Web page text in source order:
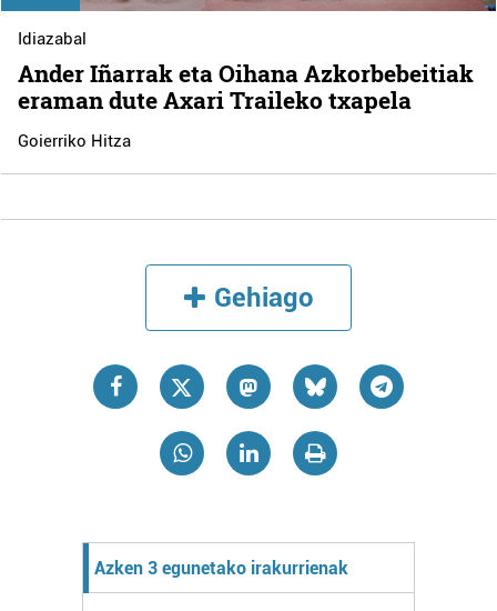
Idiazabal
Ander Iñarrak eta Oihana Azkorbebeitiak
eraman dute Axari Traileko txapela
Goierriko Hitza
Gehiago
Azken 3 egunetako irakurrienak